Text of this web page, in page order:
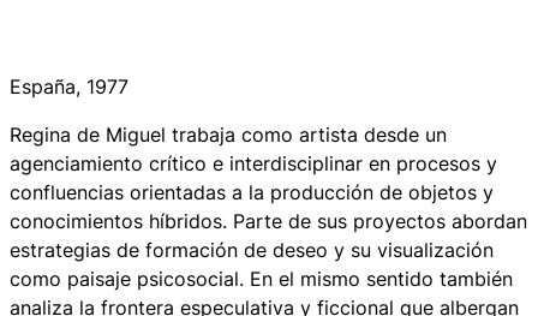
España, 1977
Regina de Miguel trabaja como artista desde un
agenciamiento crítico e interdisciplinar en procesos y
confluencias orientadas a la producción de objetos y
conocimientos híbridos. Parte de sus proyectos abordan
estrategias de formación de deseo y su visualización
como paisaje psicosocial. En el mismo sentido también
analiza la frontera especulativa y ficcional que albergan